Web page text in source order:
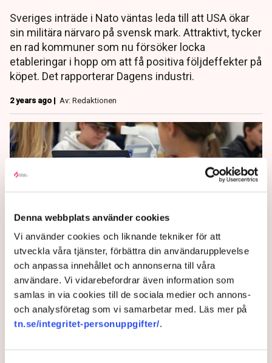
Denna webbplats använder cookies
Vi använder cookies och liknande tekniker för att
utveckla våra tjänster, förbättra din användarupplevelse
och anpassa innehållet och annonserna till våra
användare. Vi vidarebefordrar även information som
samlas in via cookies till de sociala medier och annons-
och analysföretag som vi samarbetar med. Läs mer på
tn.se/integritet-personuppgifter/.
Sveriges inträde i Nato väntas leda till att USA ökar
sin militära närvaro på svensk mark. Attraktivt, tycker
en rad kommuner som nu försöker locka
etableringar i hopp om att få positiva följdeffekter på
köpet. Det rapporterar Dagens industri.
2 years ago | Av: Redaktionen
Debatt: Så får vi en likvärdig
skola i nyindustrialismens
Sverige
Den svenska nyindustrialiseringen skulle gynnas av